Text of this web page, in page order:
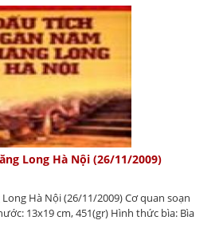
Long Hà Nội (26/11/2009)
Hà Nội (26/11/2009) Cơ quan soạn
13x19 cm, 451(gr) Hình thức bìa: Bìa